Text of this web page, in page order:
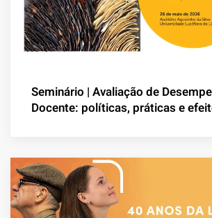
Seminário | Avaliação de
Docente: políticas, práticas e